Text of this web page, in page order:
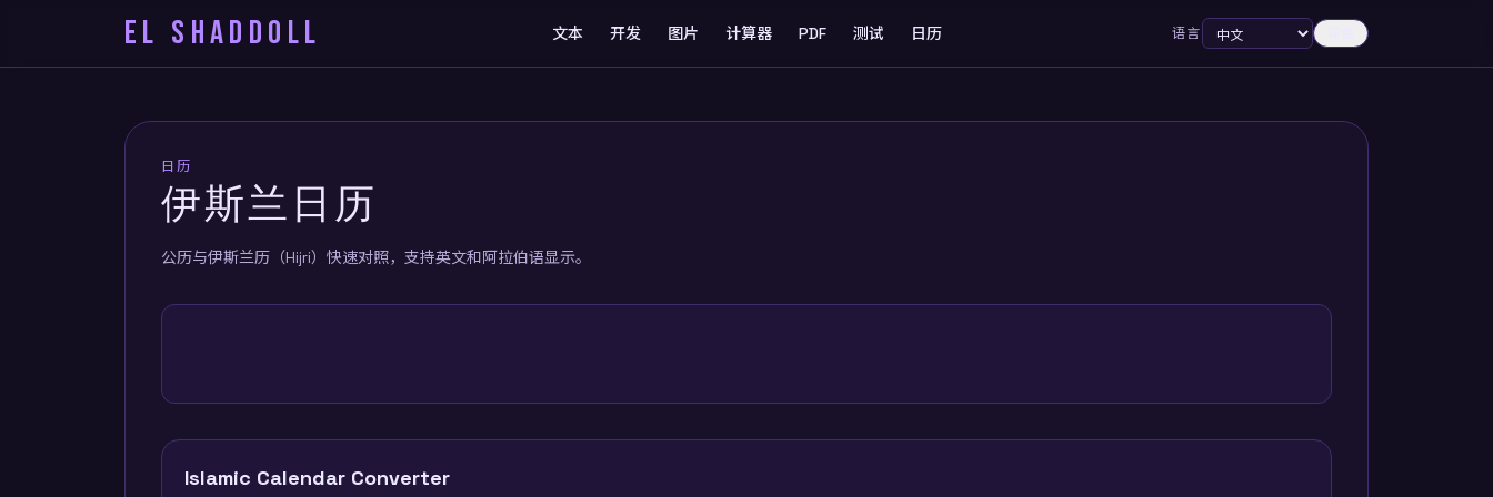
EL SHADDOLL 文本 开发 图片 计算器 PDF 测试 日历 语言
日历
伊斯兰日历
公历与伊斯兰历（Hijri）快速对照，支持英文和阿拉伯语显示。
Islamic Calendar Converter